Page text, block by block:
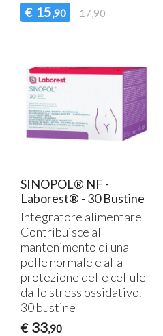
€ 15,90 17,90
SINOPOL® NF -
Laborest® - 30 Bustine
Integratore alimentare
Contribuisce al
mantenimento di una
pelle normale e alla
protezione delle cellule
dallo stress ossidativo.
30 bustine
€ 33,90